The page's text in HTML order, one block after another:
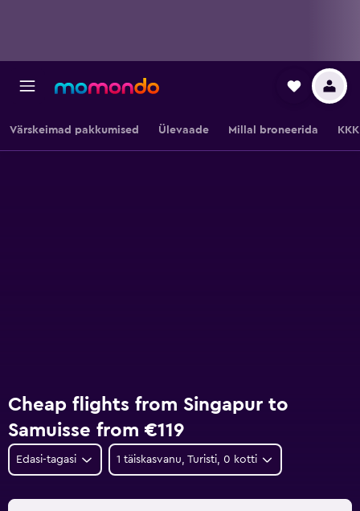
Värskeimad pakkumised Ülevaade Millal broneerida KKK
Cheap flights from Singapur to
Samuisse from €119
Edasi-tagasi 1 täiskasvanu, Turisti, 0 kotti